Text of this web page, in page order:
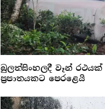
බුලත්සිංහලදී වෑන් රථයක්
ප්‍රපාතයකට පෙරළෙයි